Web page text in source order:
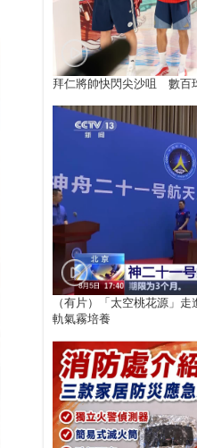
拜仁將帥快閃尖沙咀 數百
（有片）「太空桃花源」
軌氣霧培養